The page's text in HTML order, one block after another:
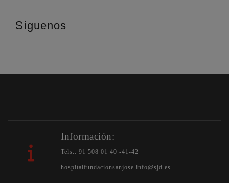
Síguenos
Información:
Tels.: 91 508 01 40 -41-42
hospitalfundacionsanjose.info@sjd.es